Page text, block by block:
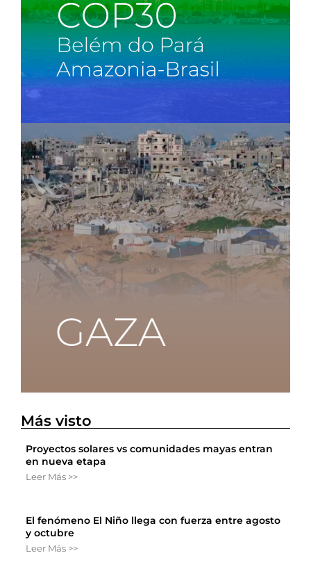
Más visto
Proyectos solares vs comunidades mayas entran
en nueva etapa
Leer Más >>
El fenómeno El Niño llega con fuerza entre agosto
y octubre
Leer Más >>